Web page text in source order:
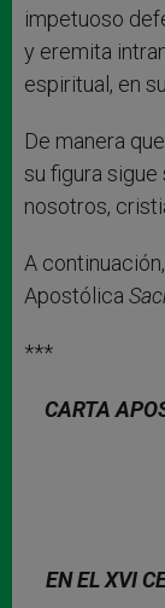
impetuoso
y eremita
espiritual, en
De manera
su figura sigue
nosotros,
A
Apostólica
***
CARTA
EN EL XVI